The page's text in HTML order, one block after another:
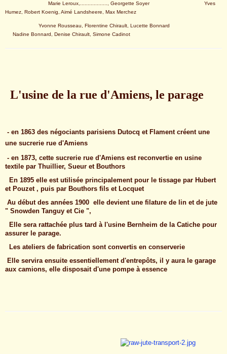
Marie Leroux,.................., Georgette Soyer Yves
Humez, Robert Koenig, Aimé Landsheere, Max Merchez
Yvonne Rousseau, Florentine Chirault, Lucette Bonnard
Nadine Bonnard, Denise Chirault, Simone Cadinot
L'usine de la rue d'Amiens, le parage
- en 1863 des négociants parisiens Dutocq et Flament créent une
une sucrerie rue d'Amiens
- en 1873, cette sucrerie rue d'Amiens est reconvertie en usine
textile par Thuillier, Sueur et Bouthors
En 1895 elle est utilisée principalement pour le tissage par Hubert
et Pouzet , puis par Bouthors fils et Locquet
Au début des années 1900 elle devient une filature de lin et de jute
" Snowden Tanguy et Cie ",
Elle sera rattachée plus tard à l'usine Bernheim de la Catiche pour
assurer le parage.
Les ateliers de fabrication sont convertis en conserverie
Elle servira ensuite essentiellement d'entrepôts, il y aura le garage
aux camions, elle disposait d'une pompe à essence